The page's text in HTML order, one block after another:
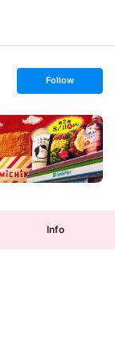
s
t
o
l
l
o
w
Follow
Info